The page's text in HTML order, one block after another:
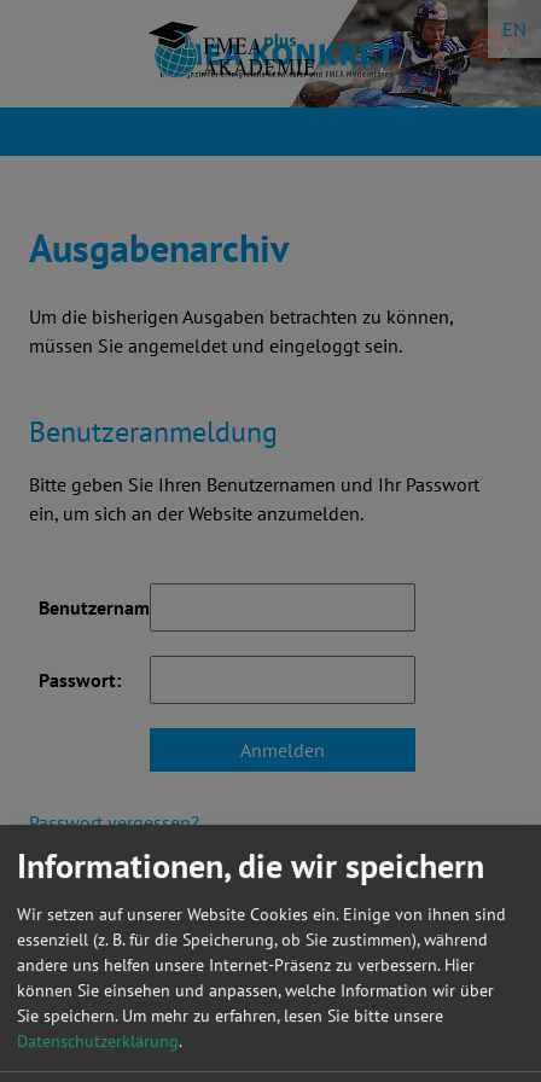
EN
Ausgabenarchiv
Um die bisherigen Ausgaben betrachten zu können,
müssen Sie angemeldet und eingeloggt sein.
Benutzeranmeldung
Bitte geben Sie Ihren Benutzernamen und Ihr Passwort
ein, um sich an der Website anzumelden.
Benutzername:
Passwort:
Passwort vergessen?
Noch kein Mitglied? Hier können Sie sich registrieren.
Aktuelles
Informationen, die wir speichern
Wir setzen auf unserer Website Cookies ein. Einige von ihnen sind
essenziell (z. B. für die Speicherung, ob Sie zustimmen), während
andere uns helfen unsere Internet-Präsenz zu verbessern. Hier
können Sie einsehen und anpassen, welche Information wir über
Sie speichern. Um mehr zu erfahren, lesen Sie bitte unsere
Datenschutzerklärung.